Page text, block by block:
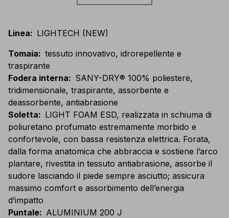
Linea: LIGHTECH (NEW)
Tomaia: tessuto innovativo, idrorepellente e
traspirante
Fodera interna: SANY-DRY® 100% poliestere,
tridimensionale, traspirante, assorbente e
deassorbente, antiabrasione
Soletta: LIGHT FOAM ESD, realizzata in schiuma di
poliuretano profumato estremamente morbido e
confortevole, con bassa resistenza elettrica. Forata,
dalla forma anatomica che abbraccia e sostiene l’arco
plantare, rivestita in tessuto antiabrasione, assorbe il
sudore lasciando il piede sempre asciutto; assicura
massimo comfort e assorbimento dell’energia
d’impatto
Puntale: ALUMINIUM 200 J